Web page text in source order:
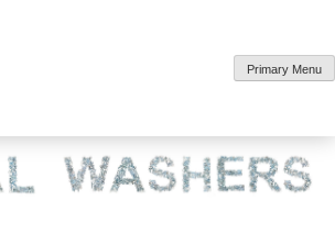
Primary Menu